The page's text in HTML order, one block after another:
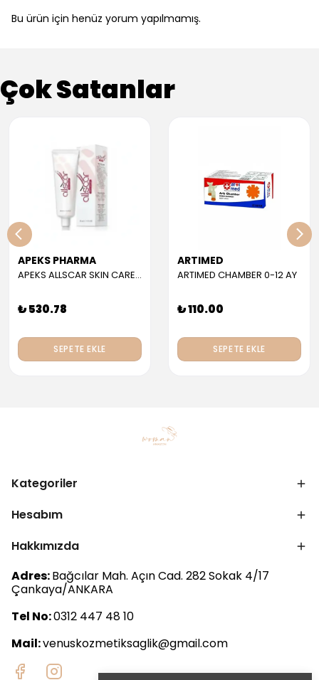
Bu ürün için henüz yorum yapılmamış.
Çok Satanlar
APEKS PHARMA
APEKS ALLSCAR SKIN CARE GEL 30 ML
₺ 530.78
SEPETE EKLE
ARTIMED
ARTIMED CHAMBER 0-12 AY
₺ 110.00
SEPETE EKLE
Kategoriler
Hesabım
Hakkımızda
Adres:Bağcılar Mah. Açın Cad. 282 Sokak 4/17
Çankaya/ANKARA
Tel No:0312 447 48 10
Mail:venuskozmetiksaglik@gmail.com